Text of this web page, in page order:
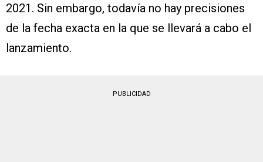
2021. Sin embargo, todavía no hay precisiones
de la fecha exacta en la que se llevará a cabo el
lanzamiento.
PUBLICIDAD